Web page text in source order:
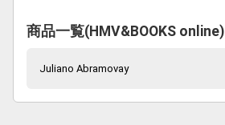
商品一覧(HMV&BOOKS online)
Juliano Abramovay